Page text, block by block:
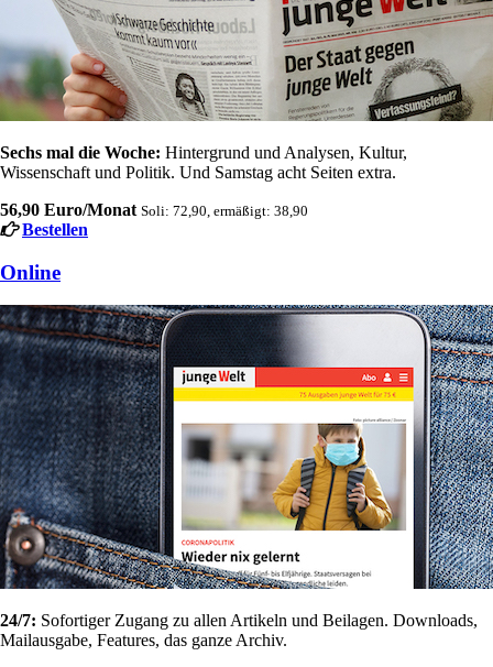
Sechs mal die Woche: Hintergrund und Analysen, Kultur,
Wissenschaft und Politik. Und Samstag acht Seiten extra.
56,90 Euro/Monat Soli: 72,90, ermäßigt: 38,90
Bestellen
Online
24/7: Sofortiger Zugang zu allen Artikeln und Beilagen. Downloads,
Mailausgabe, Features, das ganze Archiv.